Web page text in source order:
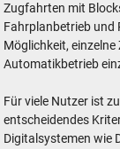
Zugfahrten mit
Fahrplanbetrieb und
Möglichkeit,
Automatikbetrieb
Für viele Nutzer ist
entscheidendes
Digitalsystemen wie